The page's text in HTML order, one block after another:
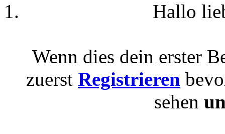
Hallo
Wenn dies dein erster
zuerst Registrieren
sehen